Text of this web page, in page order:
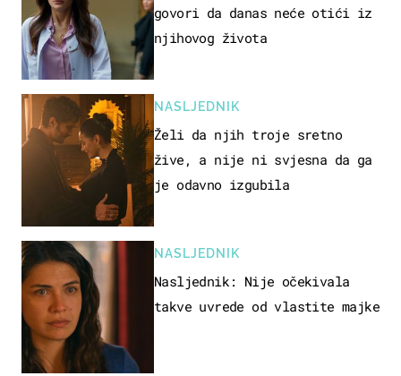
govori da danas neće otići iz
njihovog života
NASLJEDNIK
Želi da njih troje sretno
žive, a nije ni svjesna da ga
je odavno izgubila
NASLJEDNIK
Nasljednik: Nije očekivala
takve uvrede od vlastite majke